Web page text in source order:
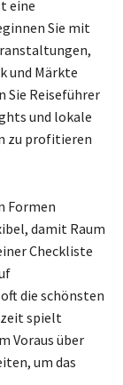
eine
Sie mit
und Märkte
Sie Reiseführer
und lokale
zu profitieren
Formen
damit Raum
Checkliste
die schönsten
spielt
Voraus über
um das